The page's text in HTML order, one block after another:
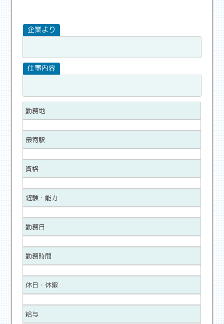
勤務地
最寄駅
資格
経験・能力
勤務日
勤務時間
休日・休暇
給与